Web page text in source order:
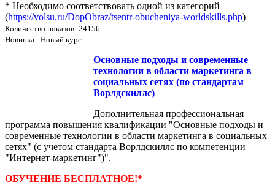
* Необходимо соответствовать одной из категорий
(https://volsu.ru/DopObraz/tsentr-obucheniya-worldskills.php)
Количество показов: 24156
Новинка: Новый курс
Основные подходы и современные
технологии в области маркетинга в
социальных сетях (по стандартам
Ворлдскиллс)
Дополнительная профессиональная
программа повышения квалификации "Основные подходы и
современные технологии в области маркетинга в социальных
сетях" (с учетом стандарта Ворлдскиллс по компетенции
"Интернет-маркетинг")".
ОБУЧЕНИЕ БЕСПЛАТНОЕ!*